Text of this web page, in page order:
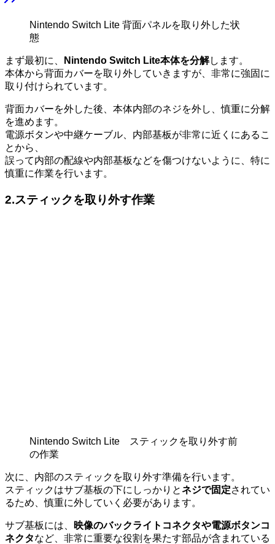
Nintendo Switch Lite 背面パネルを取り外した状
態
まず最初に、 Nintendo Switch Lite本体を分解します。
本体から背面カバーを取り外していきますが、非常に強固に
取り付けられています。
背面カバーを外した後、本体内部のネジを外し、慎重に分解
を進めます。
電源ボタンや中継ケーブル、内部基板が非常に近くにあるこ
とから、
誤って内部の配線や内部基板などを傷つけないように、特に
慎重に作業を行います。
2.スティックを取り外す作業
Nintendo Switch Lite スティックを取り外す前
の作業
次に、内部のスティックを取り外す準備を行います。
スティックはサブ基板の下にしっかりとネジで固定されてい
るため、慎重に外していく必要があります。
サブ基板には、
映像のバックライトコネクタや電源ボタンコ
ネクタなど、非常に重要な役割を果たす部品が含まれている